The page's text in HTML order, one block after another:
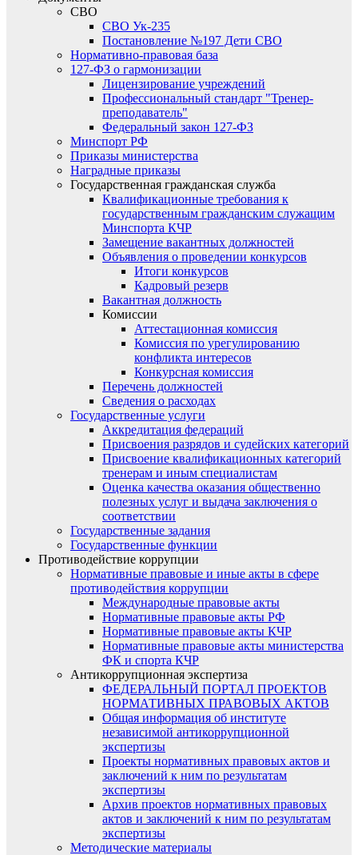
СВО
СВО Ук-235
Постановление №197 Дети СВО
Нормативно-правовая база
127-ФЗ о гармонизации
Лицензирование учреждений
Профессиональный стандарт "Тренер-
преподаватель"
Федеральный закон 127-ФЗ
Минспорт РФ
Приказы министерства
Наградные приказы
Государственная гражданская служба
Квалификационные требования к
государственным гражданским служащим
Минспорта КЧР
Замещение вакантных должностей
Объявления о проведении конкурсов
Итоги конкурсов
Кадровый резерв
Вакантная должность
Комиссии
Аттестационная комиссия
Комиссия по урегулированию
конфликта интересов
Конкурсная комиссия
Перечень должностей
Сведения о расходах
Государственные услуги
Аккредитация федераций
Присвоения разрядов и судейских категорий
Присвоение квалификационных категорий
тренерам и иным специалистам
Оценка качества оказания общественно
полезных услуг и выдача заключения о
соответствии
Государственные задания
Государственные функции
Противодействие коррупции
Нормативные правовые и иные акты в сфере
противодействия коррупции
Международные правовые акты
Нормативные правовые акты РФ
Нормативные правовые акты КЧР
Нормативные правовые акты министерства
ФК и спорта КЧР
Антикоррупционная экспертиза
ФЕДЕРАЛЬНЫЙ ПОРТАЛ ПРОЕКТОВ
НОРМАТИВНЫХ ПРАВОВЫХ АКТОВ
Общая информация об институте
независимой антикоррупционной
экспертизы
Проекты нормативных правовых актов и
заключений к ним по результатам
экспертизы
Архив проектов нормативных правовых
актов и заключений к ним по результатам
экспертизы
Методические материалы